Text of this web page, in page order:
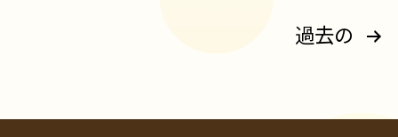
ペ
過去の